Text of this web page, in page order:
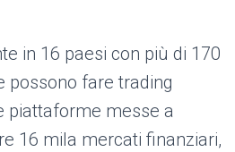
in 16 paesi con più di 170
possono fare trading
piattaforme messe a
16 mila mercati finanziari,